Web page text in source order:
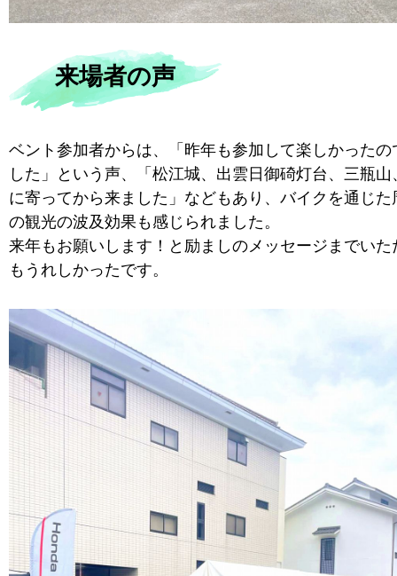
来場者の声
ベント参加者からは、「昨年も参加して楽しかったの
した」という声、「松江城、出雲日御碕灯台、三瓶山
に寄ってから来ました」などもあり、バイクを通じた
の観光の波及効果も感じられました。
来年もお願いします！と励ましのメッセージまでいた
もうれしかったです。